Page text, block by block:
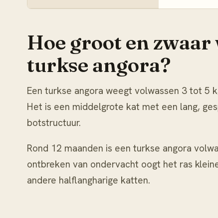
Hoe groot en
turkse angora?
Een turkse angora weegt volwassen 3 tot 5
Het is een middelgrote kat met een lang,
botstructuur.
Rond 12 maanden is een turkse angora
ontbreken van ondervacht oogt het ras
andere halflangharige katten.